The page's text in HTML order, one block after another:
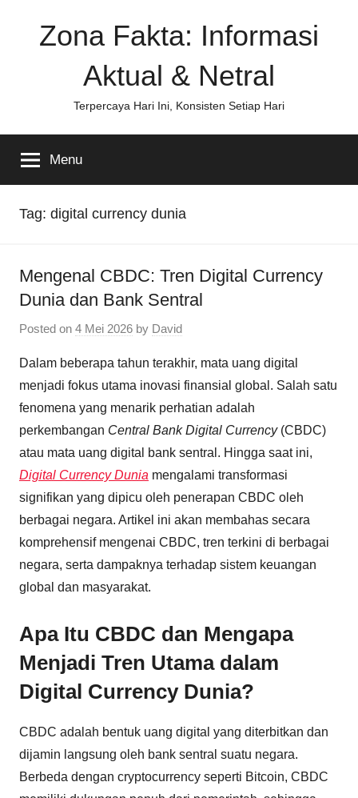
Zona Fakta: Informasi
Aktual & Netral
Terpercaya Hari Ini, Konsisten Setiap Hari
Menu
Tag: digital currency dunia
Mengenal CBDC: Tren Digital Currency
Dunia dan Bank Sentral
Posted on 4 Mei 2026 by David
Dalam beberapa tahun terakhir, mata uang digital
menjadi fokus utama inovasi finansial global. Salah satu
fenomena yang menarik perhatian adalah
perkembangan Central Bank Digital Currency(CBDC)
atau mata uang digital bank sentral. Hingga saat ini,
Digital Currency Dunia mengalami transformasi
signifikan yang dipicu oleh penerapan CBDC oleh
berbagai negara. Artikel ini akan membahas secara
komprehensif mengenai CBDC, tren terkini di berbagai
negara, serta dampaknya terhadap sistem keuangan
global dan masyarakat.
Apa Itu CBDC dan Mengapa
Menjadi Tren Utama dalam
Digital Currency Dunia?
CBDC adalah bentuk uang digital yang diterbitkan dan
dijamin langsung oleh bank sentral suatu negara.
Berbeda dengan cryptocurrency seperti Bitcoin, CBDC